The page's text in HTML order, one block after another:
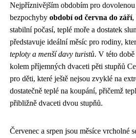
Nejpříznivějším obdobím pro
bezpochyby období od června do září,
stabilní počasí, teplé moře a dostatek
představuje ideální měsíc pro rodiny,
teploty a menší davy turistů. V této
kolem příjemných dvaceti pěti stupňů
pro děti, které ještě nejsou zvyklé na
dostatečně teplé na koupání, přičemž
přibližně dvaceti dvou stupňů.
Červenec a srpen jsou měsíce vrcholné